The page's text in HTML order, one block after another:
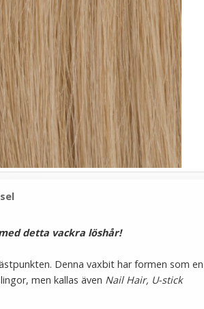
★ ★
Rundad tång för isättning
av microringar - Svart
149 kr 249 kr
LÄGG I VARUKORG
detta vackra löshår!
Denna vaxbit har formen som
men kallas även Nail Hair, U-stick